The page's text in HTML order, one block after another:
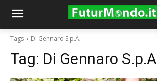
Tags Di Gennaro S.p.A
Tag: Di Gennaro S.p.A